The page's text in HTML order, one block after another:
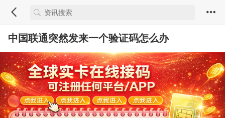
中国联通突然发来一个验证码怎么办